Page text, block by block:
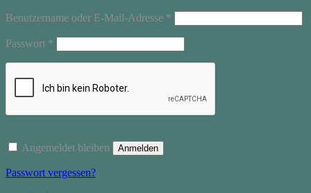
Benutzername oder E-Mail-Adresse *
Passwort *
Angemeldet bleiben Anmelden
Passwort vergessen?